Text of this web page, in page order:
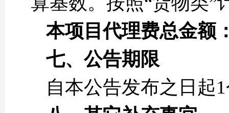
本项目代理费总金额
七、公告期限
自本公告发布之日起